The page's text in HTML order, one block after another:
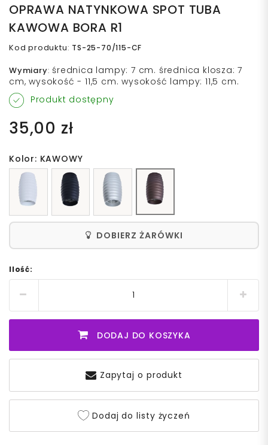
OPRAWA NATYNKOWA SPOT TUBA
KAWOWA BORA R1
Kod produktu: TS-25-70/115-CF
Wymiary: średnica lampy: 7 cm. średnica klosza: 7
cm, wysokość - 11,5 cm. wysokość lampy: 11,5 cm.
Produkt dostępny
35,00 zł
Kolor: KAWOWY
DOBIERZ ŻARÓWKI
Ilość:
DODAJ DO KOSZYKA
Zapytaj o produkt
Dodaj do listy życzeń